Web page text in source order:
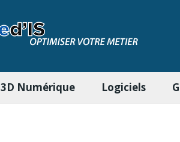
3D Numérique Logiciels